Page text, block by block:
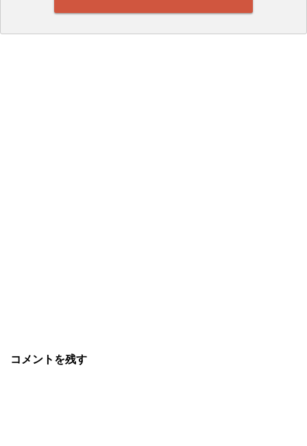
コメントを残す